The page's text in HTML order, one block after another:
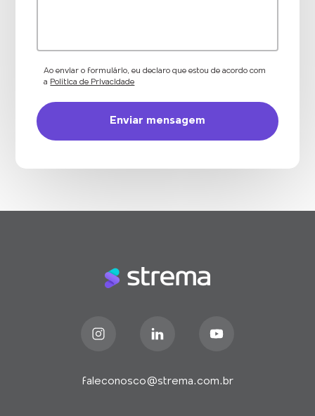
Ao enviar o formulário, eu declaro que estou de acordo com
a Política de Privacidade
faleconosco@strema.com.br